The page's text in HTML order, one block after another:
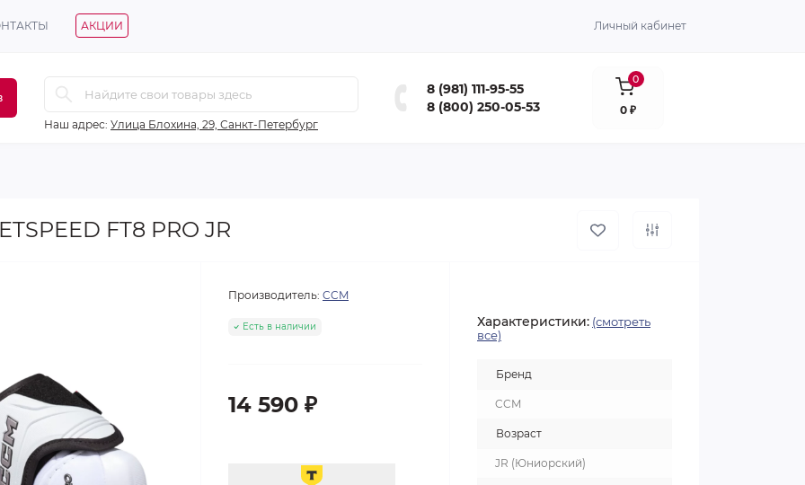
АКЦИИ Личный кабинет
Наш адрес: Улица Блохина, 29, Санкт-Петербург
8 (981) 111-95-55
8 (800) 250-05-53
0
0 ₽
FT8 PRO JR
Производитель: CCM
Есть в наличии
14 590 ₽
Характеристики: (смотреть
все)
Бренд
CCM
Возраст
JR (Юниорский)